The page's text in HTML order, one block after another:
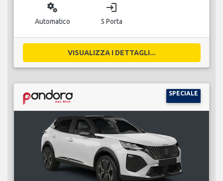
miscellaneous_services
Automatico
login
5 Porta
VISUALIZZA I DETTAGLI...
SPECIALE